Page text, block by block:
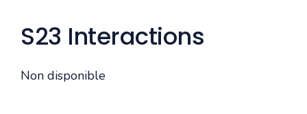
S23 Interactions
Non disponible